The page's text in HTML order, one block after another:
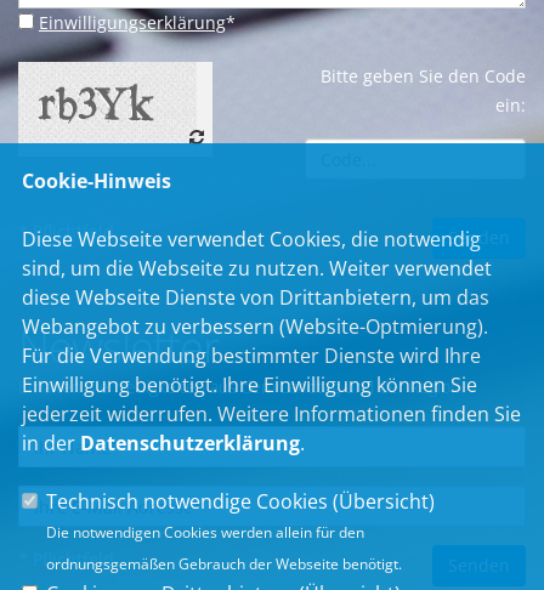
Einwilligungserklärung*
Bitte geben Sie den Code
ein:
* Pflichtfeld
Newsletter
Erhalten Sie Neuigkeiten aus dem Landtag und der Region.
* Pflichtfeld
Cookie-Hinweis
Diese Webseite verwendet Cookies, die notwendig
sind, um die Webseite zu nutzen. Weiter verwendet
diese Webseite Dienste von Drittanbietern, um das
Webangebot zu verbessern (Website-Optmierung).
Für die Verwendung bestimmter Dienste wird Ihre
Einwilligung benötigt. Ihre Einwilligung können Sie
jederzeit widerrufen. Weitere Informationen finden Sie
in der Datenschutzerklärung.
Technisch notwendige Cookies (Übersicht)
Die notwendigen Cookies werden allein für den
ordnungsgemäßen Gebrauch der Webseite benötigt.